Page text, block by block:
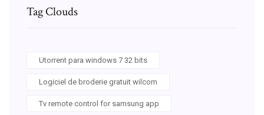
Tag Clouds
Utorrent para windows 7 32 bits
Logiciel de broderie gratuit wilcom
Tv remote control for samsung app